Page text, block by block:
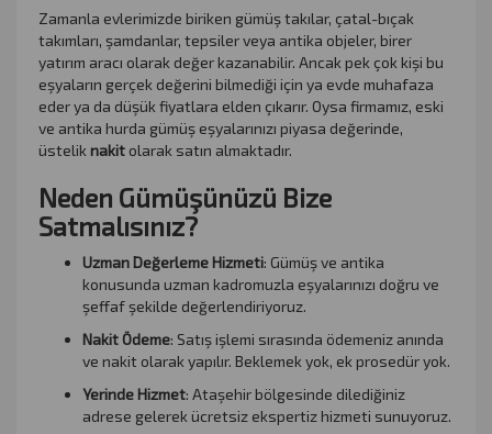
Zamanla evlerimizde biriken gümüş takılar, çatal-bıçak
takımları, şamdanlar, tepsiler veya antika objeler, birer
yatırım aracı olarak değer kazanabilir. Ancak pek çok kişi bu
eşyaların gerçek değerini bilmediği için ya evde muhafaza
eder ya da düşük fiyatlara elden çıkarır. Oysa firmamız, eski
ve antika hurda gümüş eşyalarınızı piyasa değerinde,
üstelik nakit olarak satın almaktadır.
Neden Gümüşünüzü Bize
Satmalısınız?
Uzman Değerleme Hizmeti: Gümüş ve antika
konusunda uzman kadromuzla eşyalarınızı doğru ve
şeffaf şekilde değerlendiriyoruz.
Nakit Ödeme: Satış işlemi sırasında ödemeniz anında
ve nakit olarak yapılır. Beklemek yok, ek prosedür yok.
Yerinde Hizmet: Ataşehir bölgesinde dilediğiniz
adrese gelerek ücretsiz ekspertiz hizmeti sunuyoruz.